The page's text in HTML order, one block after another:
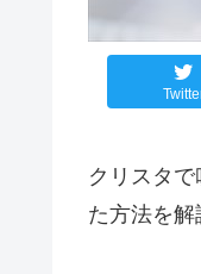
クリスタ
た方法を解